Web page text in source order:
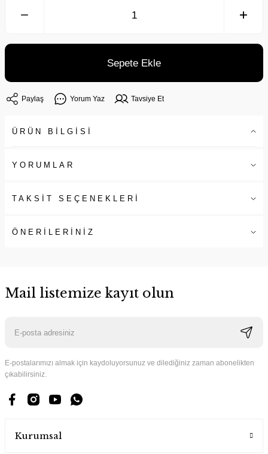
Sepete Ekle
Paylaş Yorum Yaz Tavsiye Et
ÜRÜN BİLGİSİ
YORUMLAR
TAKSİT SEÇENEKLERİ
ÖNERİLERİNİZ
Mail listemize kayıt olun
E-postalarımızı almak için kaydoluyorsunuz ve dilediğiniz zaman abonelikten
çıkabilirsiniz.
Kurumsal